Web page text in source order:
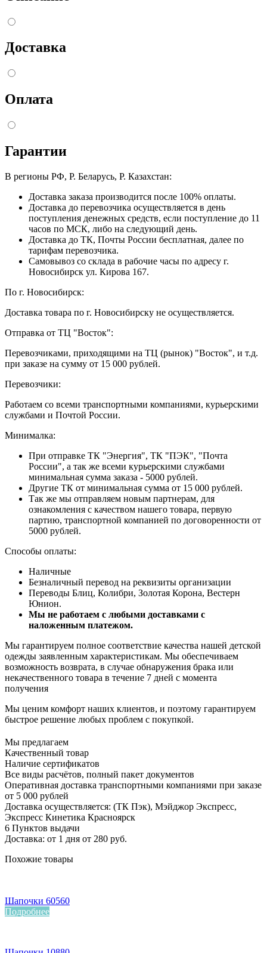
Доставка
Оплата
Гарантии
В регионы РФ, Р. Беларусь, Р. Казахстан:
Доставка заказа производится после 100% оплаты.
Доставка до перевозчика осуществляется в день
поступления денежных средств, если поступление до 11
часов по МСК, либо на следующий день.
Доставка до ТК, Почты России бесплатная, далее по
тарифам перевозчика.
Самовывоз со склада в рабочие часы по адресу г.
Новосибирск ул. Кирова 167.
По г. Новосибирск:
Доставка товара по г. Новосибирску не осуществляется.
Отправка от ТЦ "Восток":
Перевозчиками, приходящими на ТЦ (рынок) "Восток", и т.д.
при заказе на сумму от 15 000 рублей.
Перевозчики:
Работаем со всеми транспортными компаниями, курьерскими
службами и Почтой России.
Минималка:
При отправке ТК "Энергия", ТК "ПЭК", "Почта
России", а так же всеми курьерскими службами
минимальная сумма заказа - 5000 рублей.
Другие ТК от минимальная сумма от 15 000 рублей.
Так же мы отправляем новым партнерам, для
ознакомления с качеством нашего товара, первую
партию, транспортной компанией по договоренности от
5000 рублей.
Способы оплаты:
Наличные
Безналичный перевод на реквизиты организации
Переводы Блиц, Колибри, Золотая Корона, Вестерн
Юнион.
Мы не работаем с любыми доставками с
наложенным платежом.
Мы гарантируем полное соответствие качества нашей детской
одежды заявленным характеристикам. Мы обеспечиваем
возможность возврата, в случае обнаружения брака или
некачественного товара в течение 7 дней с момента
получения
Мы ценим комфорт наших клиентов, и поэтому гарантируем
быстрое решение любых проблем с покупкой.
Мы предлагаем
Качественный товар
Наличие сертификатов
Все виды расчётов, полный пакет документов
Оперативная доставка транспортными компаниями при заказе
от 5 000 рублей
Доставка осуществляется: (ТК Пэк), Мэйджор Экспресс,
Экспресс Кинетика Красноярск
6 Пунктов выдачи
Доставка: от 1 дня от 280 руб.
Похожие товары
Шапочки 60560
Подробнее